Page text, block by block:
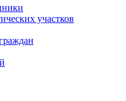
участков